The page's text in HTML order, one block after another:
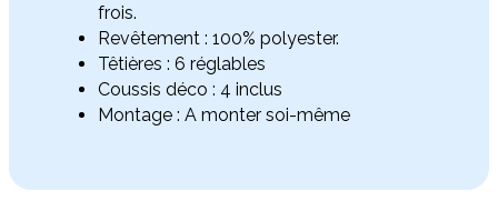
frois.
Revêtement : 100% polyester.
Têtières : 6 réglables
Coussis déco : 4 inclus
Montage : A monter soi-même